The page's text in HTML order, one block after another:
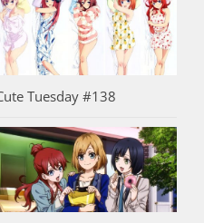
Tuesday #138